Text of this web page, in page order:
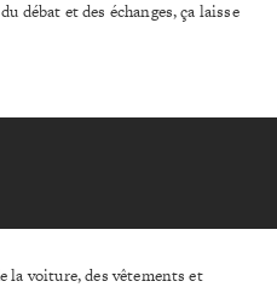
débat et des échanges, ça laisse
la voiture, des vêtements et